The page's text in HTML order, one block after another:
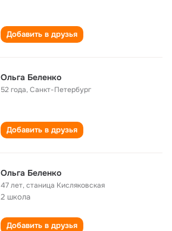
Добавить в друзья
Ольга Беленко
52 года,Санкт-Петербург
Добавить в друзья
Ольга Беленко
47 лет,станица Кисляковская
2 школа
Добавить в друзья